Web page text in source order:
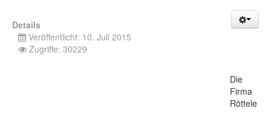
Details
Veröffentlicht: 10. Juli 2015
Zugriffe: 30229
Die
Firma
Röttele